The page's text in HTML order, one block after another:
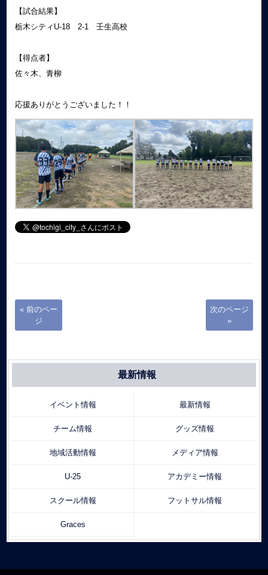
【試合結果】
栃木シティU-18 2-1 壬生高校
【得点者】
佐々木、青柳
応援ありがとうございました！！
« 前のペー
ジ
次のページ
»
最新情報
イベント情報 最新情報
チーム情報 グッズ情報
地域活動情報 メディア情報
U-25 アカデミー情報
スクール情報 フットサル情報
Graces